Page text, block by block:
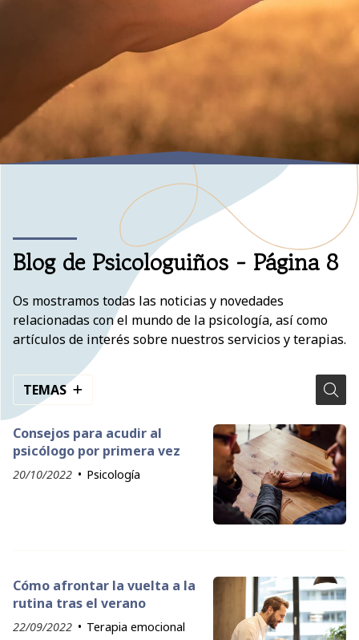
Blog de Psicologuiños - Página 8
Os mostramos todas las noticias y novedades
relacionadas con el mundo de la psicología, así como
artículos de interés sobre nuestros servicios y terapias.
TEMAS
Consejos para acudir al
psicólogo por primera vez
20/10/2022 Psicología
Cómo afrontar la vuelta a la
rutina tras el verano
22/09/2022 Terapia emocional